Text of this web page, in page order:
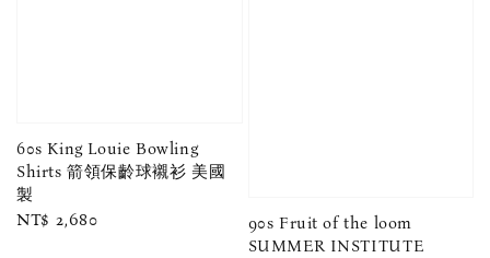
60s King Louie Bowling
Shirts 箭領保齡球襯衫 美國
製
Regular
NT$ 2,680
90s Fruit of the loom
SUMMER INSTITUTE